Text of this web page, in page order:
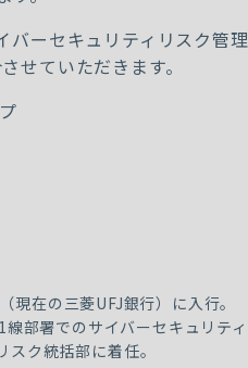
ーセキュリティリスク管
せていただきます。
現在の三菱UFJ銀行）に入行。
部署でのサイバーセキュリテ
ク統括部に着任。